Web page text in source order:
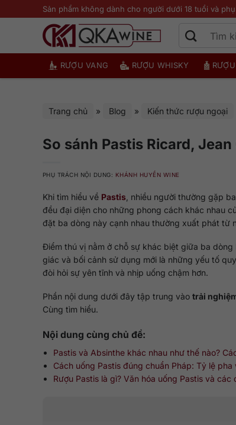
qua
Sản phẩm không dành cho người dưới 18 tuổi và
RƯỢU VANG RƯỢU WHISKY
Trang chủ » Blog » Kiến thức rượu ngoại
So sánh Pastis Ricard,
PHỤ TRÁCH NỘI DUNG: KHÁNH HUYỀN WINE
Khi tìm hiểu về Pastis , nhiều người thường gặp
đều đại diện cho những phong cách khác nhau
đặt ba dòng này cạnh nhau thường xuất phát từ
Điểm thú vị nằm ở chỗ sự khác biệt giữa ba
giác và bối cảnh sử dụng mới là những yếu tố
đòi hỏi sự yên tĩnh và nhịp uống chậm hơn.
Phần nội dung dưới đây tập trung vào trải
Cùng tìm hiểu.
Nội dung cùng chủ đề:
Pastis và Absinthe khác nhau như thế nào?
Cách uống Pastis đúng chuẩn Pháp: Tỷ lệ
Rượu Pastis là gì? Văn hóa uống Pastis và các